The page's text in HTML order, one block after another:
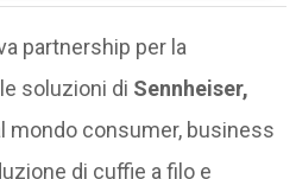
partnership per la
soluzioni di Sennheiser,
mondo consumer, business
di cuffie a filo e